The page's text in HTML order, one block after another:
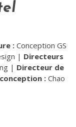
:Conception GS
| Directeurs
| Directeur de
:Chao